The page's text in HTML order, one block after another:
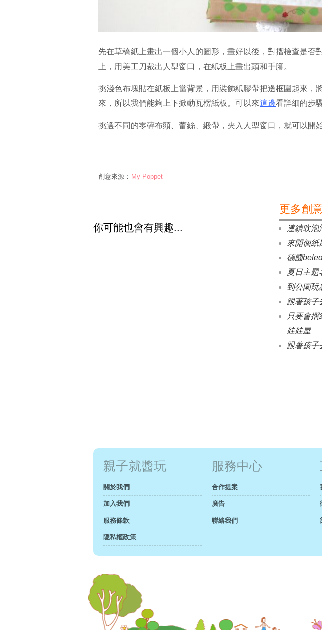
先在草稿紙上畫出一個小人的圖形，畫好以後，對摺檢查是否
上，用美工刀裁出人型窗口，在紙板上畫出頭和手腳。
挑淺色布塊貼在紙板上當背景，用裝飾紙膠帶把邊框圍起來，
來，所以我們能夠上下掀動瓦楞紙板。可以來這邊看詳細的步
挑選不同的零碎布頭、蕾絲、緞帶，夾入人型窗口，就可以開
創意來源： My Poppet
更多創
連續吹泡
來開個紙
德國
夏日主題
到公園玩
跟著孩子
只要會
娃娃屋
跟著孩子
你可能也會有興趣...
親子就醬玩
關於我們
加入我們
服務條款
隱私權政策
服務中心
合作提案
廣告
聯絡我們